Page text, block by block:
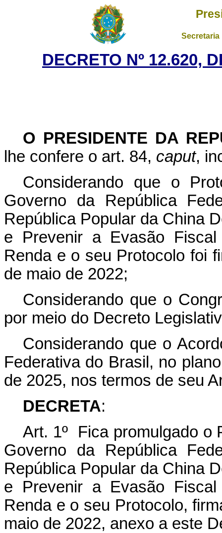
DECRETO Nº 12.620,
O PRESIDENTE DA
lhe confere o art. 84, caput,
Considerando que o
Governo da República
República Popular da China
e Prevenir a Evasão
Renda e o seu Protocolo foi
de maio de 2022;
Considerando que o
por meio do Decreto
Considerando que o
Federativa do Brasil, no
de 2025, nos termos de seu
DECRETA:
Art. 1º Fica promulgado o
Governo da República
República Popular da China
e Prevenir a Evasão
Renda e o seu Protocolo,
maio de 2022, anexo a este